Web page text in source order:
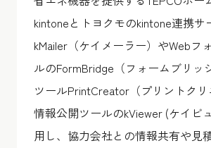
kintoneとトヨクモのkintone連携サ
kMailer（ケイメーラー）やWebフ
ルのFormBridge（フォームブリッ
ツールPrintCreator（プリントクリ
情報公開ツールのkViewer (ケイビ
用し、協力会社との情報共有や見